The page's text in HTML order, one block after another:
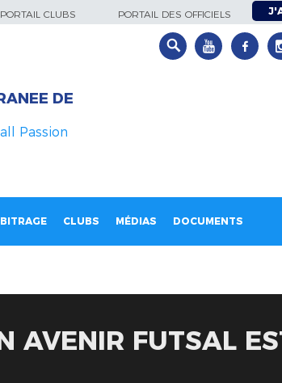
PORTAIL CLUBS PORTAIL DES OFFICIELS
DE
Passion
CLUBS MÉDIAS DOCUMENTS
AVENIR FUTSAL